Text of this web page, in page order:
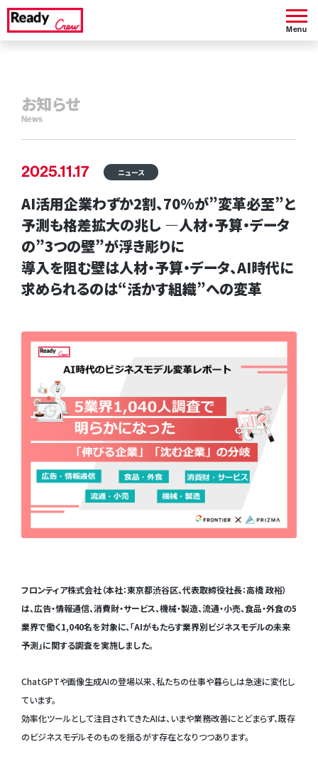
Menu
お知らせ
News
2025.11.17 ニュース
AI活用企業わずか2割、70%が”変革必至”と
予測も格差拡大の兆し —人材・予算・データ
の”3つの壁”が浮き彫りに
導入を阻む壁は人材・予算・データ、AI時代に
求められるのは“活かす組織”への変革
フロンティア株式会社（本社：東京都渋谷区、代表取締役社長：高橋 政裕）
は、広告・情報通信、消費財・サービス、機械・製造、流通・小売、食品・外食の5
業界で働く1,040名を対象に、「AIがもたらす業界別ビジネスモデルの未来
予測」に関する調査を実施しました。
ChatGPTや画像生成AIの登場以来、私たちの仕事や暮らしは急速に変化し
ています。
効率化ツールとして注目されてきたAIは、いまや業務改善にとどまらず、既存
のビジネスモデルそのものを揺るがす存在となりつつあります。